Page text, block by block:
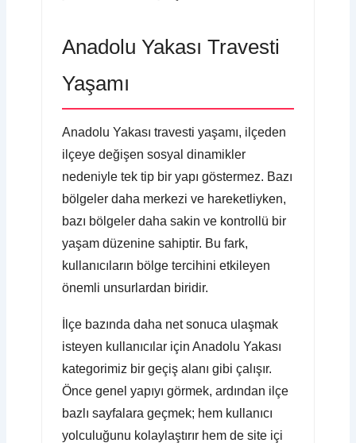
Anadolu Yakası Travesti
Yaşamı
Anadolu Yakası travesti yaşamı, ilçeden
ilçeye değişen sosyal dinamikler
nedeniyle tek tip bir yapı göstermez. Bazı
bölgeler daha merkezi ve hareketliyken,
bazı bölgeler daha sakin ve kontrollü bir
yaşam düzenine sahiptir. Bu fark,
kullanıcıların bölge tercihini etkileyen
önemli unsurlardan biridir.
İlçe bazında daha net sonuca ulaşmak
isteyen kullanıcılar için Anadolu Yakası
kategorimiz bir geçiş alanı gibi çalışır.
Önce genel yapıyı görmek, ardından ilçe
bazlı sayfalara geçmek; hem kullanıcı
yolculuğunu kolaylaştırır hem de site içi